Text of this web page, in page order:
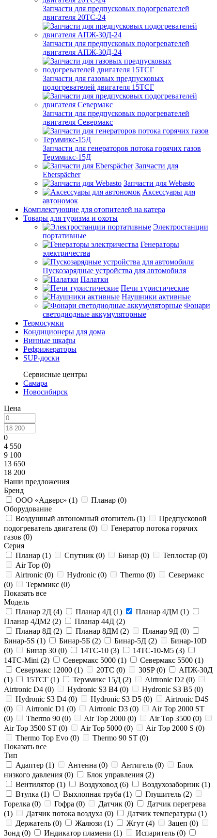
Запчасти для предпусковых подогревателей
двигателя 20ТС-24
Запчасти для предпусковых подогревателей
двигателя АПЖ-30Д-24
Запчасти для газовых предпусковых
подогревателей двигателя 15ТСГ
Запчасти для предпусковых подогревателей
двигателя Севермакс
Запчасти для генераторов потока горячих газов
Терммикс-15Д
Запчасти для
Eberspächer
Запчасти для Webasto
Аксессуары для
автономок
Комплектующие для отопителей на катера
Товары для туризма и охоты
Электростанции
портативные
Генераторы
электричества
Пускозарядные устройства для автомобиля
Палатки
Печи туристические
Наушники активные
Фонари
светодиодные аккумуляторные
Термосумки
Кондиционеры для дома
Винные шкафы
Рефрижераторы
SUP-доски
Сервисные центры
Самара
Новосибирск
Цена
0
4 550
9 100
13 650
18 200
Наши предложения
Бренд
ООО «Адверс» (1) Планар (0)
Оборудование
Воздушный автономный отопитель (1)
Предпусковой
подогреватель двигателя (0)
Генератор потока горячих
газов (0)
Серия
Планар (1) Спутник (0) Бинар (0) Теплостар (0)
Air Top (0)
Airtronic (0) Hydronic (0) Thermo (0)
Севермакс
(0) Терммикс (0)
Показать все
Модель
Планар 2Д (4) Планар 4Д (1) Планар 4ДМ (1)
Планар 4ДМ2 (2) Планар 44Д (2)
Планар 8Д (2) Планар 8ДМ (2) Планар 9Д (0)
Бинар-5S (1) Бинар-5Б (2) Бинар-5Д (2)
Бинар-10D
(0) Бинар 30 (0) 14ТС-10 (3) 14ТС-10-М5 (3)
14ТС-Mini (2) Севермакс 5000 (1) Севермакс 5500 (1)
Севермакс 12000 (1) 20ТС (0) 30SP (0)
АПЖ-30Д
(1) 15ТСГ (1) Терммикс 15Д (2) Airtronic D2 (0)
Airtronic D4 (0) Hydronic S3 B4 (0) Hydronic S3 B5 (0)
Hydronic S3 D4 (0) Hydronic S3 D5 (0)
Airtronic D4S
(0) Airtronic D1 (0) Airtronic D3 (0)
Air Top 2000 ST
(0) Thermo 90 (0) Air Top 2000 (0) Air Top 3500 (0)
Air Top 3500 ST (0) Air Top 5000 (0) Air Top 2000 S (0)
Thermo Top Evo (0) Thermo 90 ST (0)
Показать все
Тип
Адаптер (1) Антенна (0) Антигель (0)
Блок
низкого давления (0) Блок управления (2)
Вентилятор (1) Воздуховод (6) Воздухозаборник (1)
Втулка (1) Выхлопная труба (1) Глушитель (2)
Горелка (0) Гофра (0) Датчик (0)
Датчик перегрева
(1) Датчик потока воздуха (0) Датчик температуры (1)
Держатель (0) Жалюзи (1) Жгут (4) Зацеп (0)
Зонд (0) Индикатор пламени (1) Испаритель (0)